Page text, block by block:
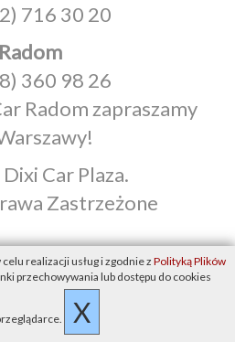
716 30 20
Radom
360 98 26
Radom zapraszamy
Car Plaza.
Zastrzeżone
realizacji usług i zgodnie z Polityką Plików
przechowywania lub dostępu do cookies
X